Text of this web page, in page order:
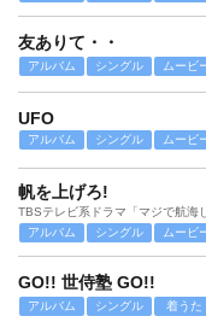
友ありて・・
アルバム シングル ムービ
UFO
アルバム シングル ムービ
帆を上げろ!
TBSテレビ系ドラマ「マジで航海
アルバム
シングル ムービ
GO!! 世侍塾 GO!!
アルバム シングル 着うた